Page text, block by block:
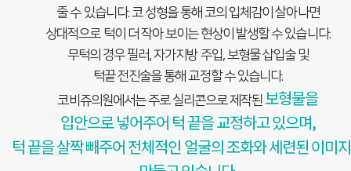
줄 수 있습니다. 코 성형을 통해 코의 입체감이 살아나면
상대적으로 턱이 더 작아 보이는 현상이 발생할 수 있습니다.
무턱의 경우 필러, 자가지방 주입, 보형물 삽입술 및
턱끝 전진술을 통해 교정할 수 있습니다.
코비쥬의원에서는 주로 실리콘으로 제작된 보형물을
입안으로 넣어주어 턱 끝을 교정하고 있으며,
턱 끝을 살짝 빼주어 전체적인 얼굴의 조화와 세련된 이미